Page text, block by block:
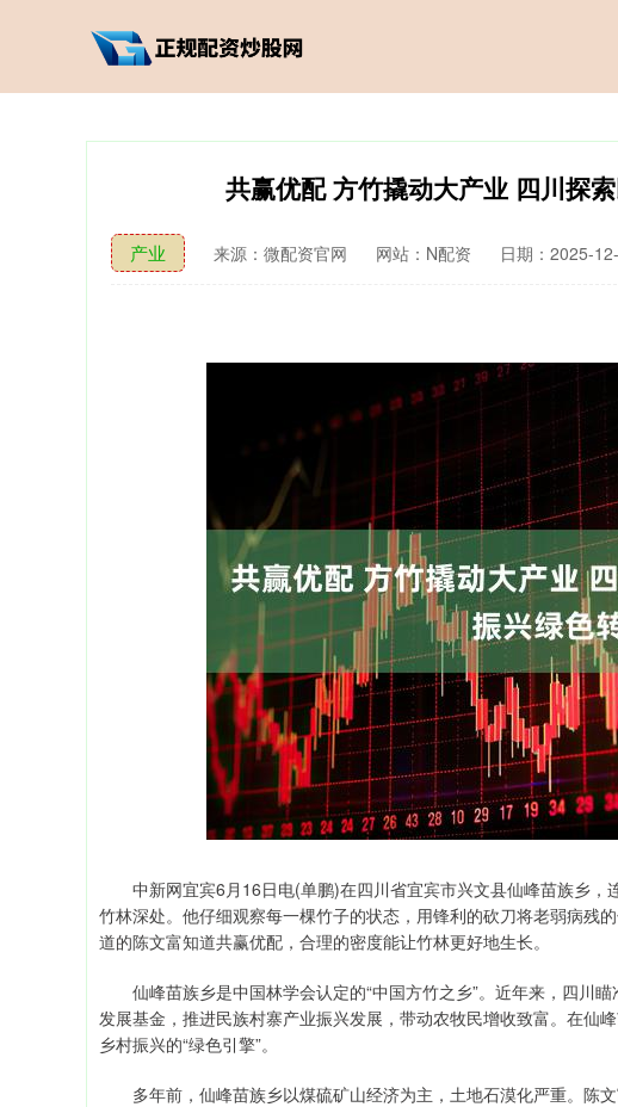
共赢优配 方竹撬动大产业 四川探
产业 来源：微配资官网 网站：N配资 日期：2025-
中新网宜宾6月16日电(单鹏)在四川省宜宾市兴文县仙峰苗族乡，
竹林深处。他仔细观察每一棵竹子的状态，用锋利的砍刀将老弱病残
道的陈文富知道共赢优配，合理的密度能让竹林更好地生长。
仙峰苗族乡是中国林学会认定的“中国方竹之乡”。近年来，四川
发展基金，推进民族村寨产业振兴发展，带动农牧民增收致富。在仙
乡村振兴的“绿色引擎”。
多年前，仙峰苗族乡以煤硫矿山经济为主，土地石漠化严重。陈文
深证成指 14110.12 -34.08 -0.24%